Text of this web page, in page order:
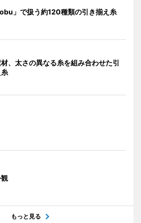
」で扱う約120種類の引き揃え糸
、太さの異なる糸を組み合わせた引
もっと見る